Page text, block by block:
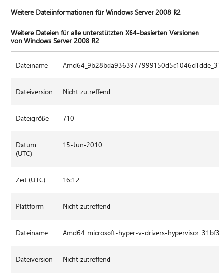
Weitere Dateiinformationen für Windows Server 2008 R2
Weitere Dateien für alle unterstützten X64-basierten Versionen
von Windows Server 2008 R2
Dateiname
Dateiversion Nicht zutreffend
Dateigröße 710
Datum
(UTC)
15-Jun-2010
Zeit (UTC) 16:12
Plattform Nicht zutreffend
Dateiname Amd64_microsoft-hyper-v-drivers-
Dateiversion Nicht zutreffend